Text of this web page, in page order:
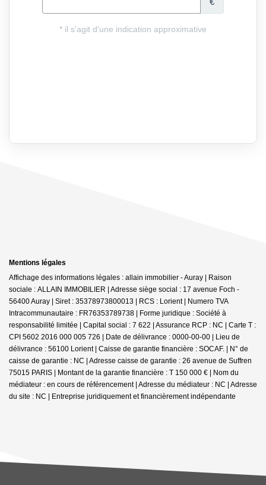
Mentions légales
Affichage des informations légales : allain immobilier - Auray | Raison
sociale : ALLAIN IMMOBILIER | Adresse siège social : 17 avenue Foch -
56400 Auray | Siret : 35378973800013 | RCS : Lorient | Numero TVA
Intracommunautaire : FR76353789738 | Forme juridique : Société à
responsabilité limitée | Capital social : 7 622 | Assurance RCP : NC | Carte T :
CPI 5602 2016 000 005 726 | Date de délivrance : 0000-00-00 | Lieu de
délivrance : 56100 Lorient | Caisse de garantie financière : SOCAF. | N° de
caisse de garantie : NC | Adresse caisse de garantie : 26 avenue de Suffren
75015 PARIS | Montant de la garantie financière : T 150 000 € | Nom du
médiateur : en cours de référencement | Adresse du médiateur : NC | Adresse
du site : NC | Entreprise juridiquement et financièrement indépendante